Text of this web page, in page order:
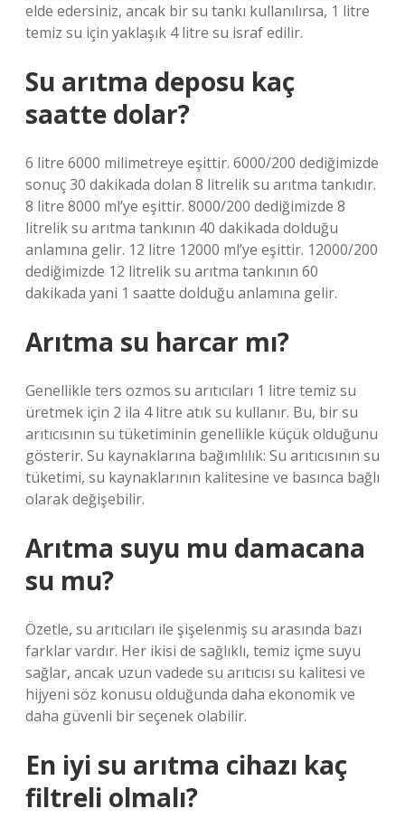
elde edersiniz, ancak bir su tankı kullanılırsa, 1 litre
temiz su için yaklaşık 4 litre su israf edilir.
Su arıtma deposu kaç
saatte dolar?
6 litre 6000 milimetreye eşittir. 6000/200 dediğimizde
sonuç 30 dakikada dolan 8 litrelik su arıtma tankıdır.
8 litre 8000 ml’ye eşittir. 8000/200 dediğimizde 8
litrelik su arıtma tankının 40 dakikada dolduğu
anlamına gelir. 12 litre 12000 ml’ye eşittir. 12000/200
dediğimizde 12 litrelik su arıtma tankının 60
dakikada yani 1 saatte dolduğu anlamına gelir.
Arıtma su harcar mı?
Genellikle ters ozmos su arıtıcıları 1 litre temiz su
üretmek için 2 ila 4 litre atık su kullanır. Bu, bir su
arıtıcısının su tüketiminin genellikle küçük olduğunu
gösterir. Su kaynaklarına bağımlılık: Su arıtıcısının su
tüketimi, su kaynaklarının kalitesine ve basınca bağlı
olarak değişebilir.
Arıtma suyu mu damacana
su mu?
Özetle, su arıtıcıları ile şişelenmiş su arasında bazı
farklar vardır. Her ikisi de sağlıklı, temiz içme suyu
sağlar, ancak uzun vadede su arıtıcısı su kalitesi ve
hijyeni söz konusu olduğunda daha ekonomik ve
daha güvenli bir seçenek olabilir.
En iyi su arıtma cihazı kaç
filtreli olmalı?